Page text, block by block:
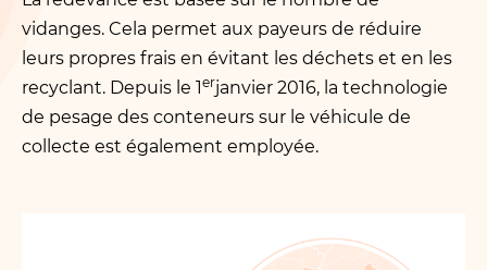
vidanges. Cela permet aux payeurs de réduire
leurs propres frais en évitant les déchets et en les
recyclant. Depuis le 1erjanvier 2016, la technologie
de pesage des conteneurs sur le véhicule de
collecte est également employée.